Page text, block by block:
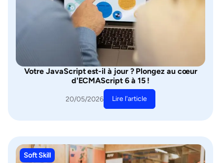
Votre JavaScript est-il à jour ? Plongez au cœur
d'ECMAScript 6 à 15 !
20/05/2026 Lire l'article
Soft Skill